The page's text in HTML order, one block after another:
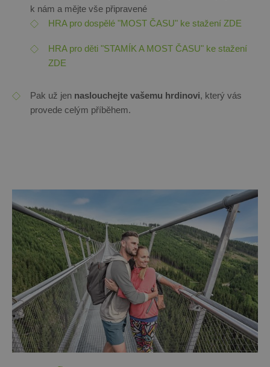
k nám a mějte vše připravené
HRA pro dospělé "MOST ČASU" ke stažení ZDE
HRA pro děti "STAMÍK A MOST ČASU" ke stažení
ZDE
Pak už jen naslouchejte vašemu hrdinovi, který vás
provede celým příběhem.